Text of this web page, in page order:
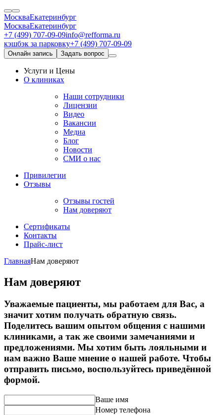
МоскваЕкатеринбург
МоскваЕкатеринбург
+7 (499) 707-09-09info@refforma.ru
кэшбэк за парковку+7 (499) 707-09-09
Онлайн запись Задать вопрос
Услуги и Цены
О клиниках
Наши сотрудники
Лицензии
Видео
Вакансии
Медиа
Блог
Новости
СМИ о нас
Привилегии
Отзывы
Отзывы гостей
Нам доверяют
Сертификаты
Контакты
Прайс-лист
ГлавнаяНам доверяют
Нам доверяют
Уважаемые пациенты, мы работаем для Вас, а
значит хотим получать обратную связь.
Поделитесь вашим опытом общения с нашими
клиниками, а так же своими замечаниями и
предложениями. Мы хотим быть лояльными и
нам важно Ваше мнение о нашей работе. Чтобы
отправить письмо, воспользуйтесь приведённой
формой.
Ваше имя
Номер телефона